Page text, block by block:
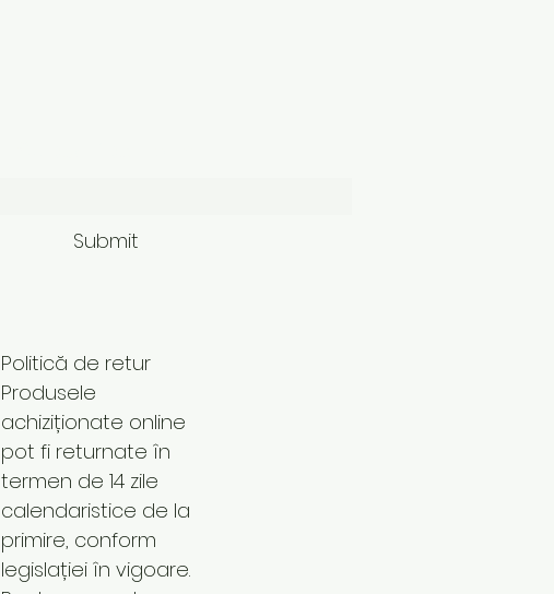
Submit
Politică de retur
Produsele
achiziționate online
pot fi returnate în
termen de 14 zile
calendaristice de la
primire, conform
legislației în vigoare.